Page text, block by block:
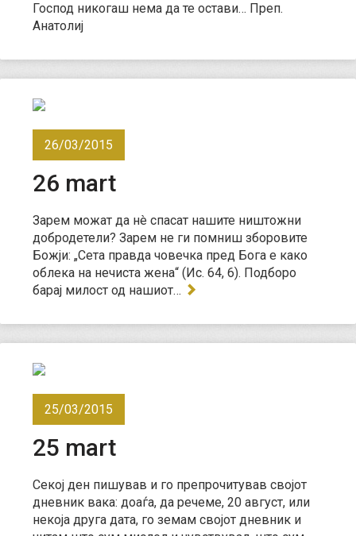
Господ никогаш нема да те остави… Преп.
Анатолиј
26/03/2015
26 mart
Зарем можат да нè спасат нашите ништожни
добродетели? Зарем не ги помниш зборовите
Божји: „Сета правда човечка пред Бога е како
облека на нечиста жена“ (Ис. 64, 6). Подборо
барај милост од нашиот…
25/03/2015
25 mart
Секој ден пишував и го препрочитував својот
дневник вака: доаѓа, да речеме, 20 август, или
некоја друга дата, го земам својот дневник и